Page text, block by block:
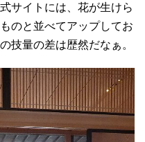
サイトには、花が生けら
のと並べてアップしてお
技量の差は歴然だなぁ。